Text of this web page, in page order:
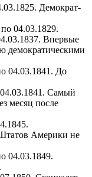
Демократ-
04.03.1829.
Впервые
демократическими
04.03.1841. До
Самый
месяц после
Америки не
04.03.1849.